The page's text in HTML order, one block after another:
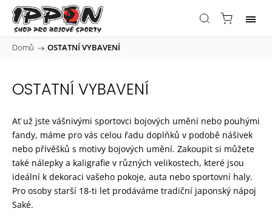
Domů / OSTATNÍ VYBAVENÍ
OSTATNÍ VYBAVENÍ
Ať už jste vášnivými sportovci bojových umění nebo pouhými
fandy, máme pro vás celou řadu doplňků v podobě nášivek
nebo přívěšků s motivy bojových umění. Zakoupit si můžete
také nálepky a kaligrafie v různých velikostech, které jsou
ideální k dekoraci vašeho pokoje, auta nebo sportovní haly.
Pro osoby starší 18-ti let prodáváme tradiční japonský nápoj
Saké.